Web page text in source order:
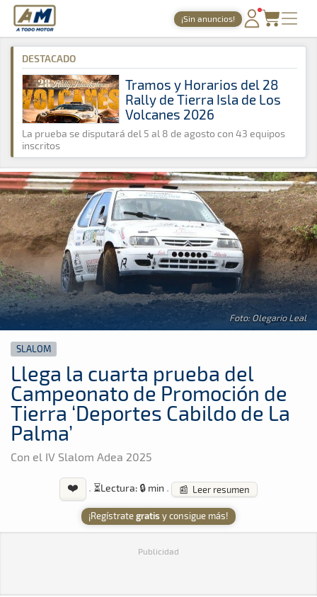
A Todo Motor · Revista del motor desde 1999
¡Sin anuncios!
PORTADA
TIEMPOS ONLINE
NOTICIAS
AGENDA
GALERÍAS
TIENDA
ARCHIVO
A Todo Motor » Noticias » Slalom
DESTACADO
Tramos y Horarios del 28
Rally de Tierra Isla de Los
Volcanes 2026
La prueba se disputará del 5 al 8 de agosto con 43 equipos
inscritos
Foto: Olegario Leal
SLALOM
Llega la cuarta prueba del
Campeonato de Promoción de
Tierra ‘Deportes Cabildo de La
Palma’
Con el IV Slalom Adea 2025
❤️ · ⏳Lectura: 🔒 min · 📰 Leer resumen
¡Regístrategratis y consigue más!
Publicidad